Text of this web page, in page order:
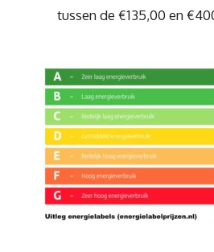
tussen de €135,00 en